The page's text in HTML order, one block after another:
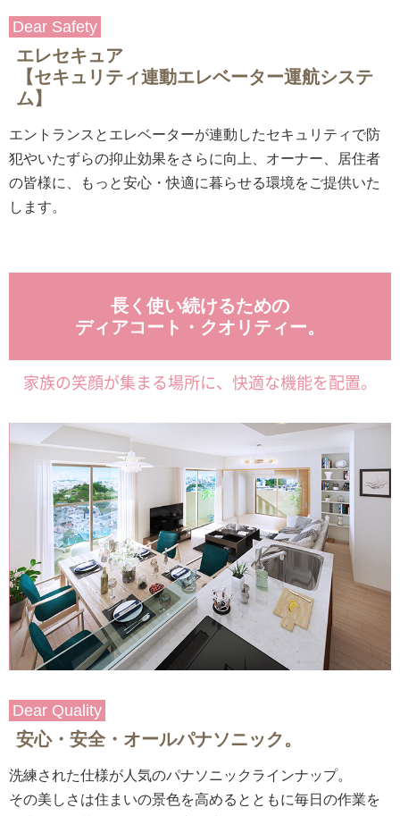
Dear Safety
エレセキュア
【セキュリティ連動エレベーター運航システ
ム】
エントランスとエレベーターが連動したセキュリティで防
犯やいたずらの抑止効果をさらに向上、オーナー、居住者
の皆様に、もっと安心・快適に暮らせる環境をご提供いた
します。
長く使い続けるための
ディアコート・クオリティー。
家族の笑顔が集まる場所に、快適な機能を配置。
Dear Quality
安心・安全・オールパナソニック。
洗練された仕様が人気のパナソニックラインナップ。
その美しさは住まいの景色を高めるとともに毎日の作業を